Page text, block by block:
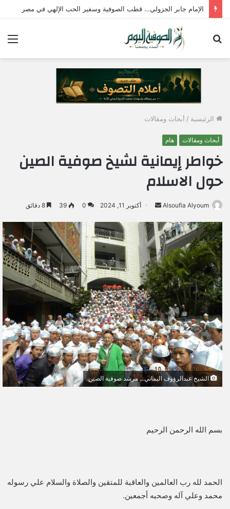
الإمام جابر الجزولي… قطب الصوفية وسفير الحب الإلهي في مصر
الرئيسية / أبحاث ومقالات
أبحاث ومقالات هام
خواطر إيمانية لشيخ صوفية الصين
حول الاسلام
Alsoufia Alyoum
س
ل
ب
ر
ي
د
ا
إ
ل
ك
ت
ر
و
أكتوبر 11, 2024 0
39
الشيخ عبدالرؤوف اليماني... مرشد صوفية الصين
بسم الله الرحمن الرحيم
الحمد لله رب العالمين والعاقبة للمتقين والصلاة والسلام علي رسوله
محمد وعلي آله وصحبه أجمعين.